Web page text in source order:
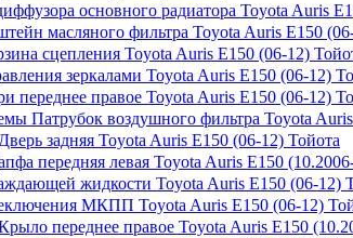
основного радиатора Toyota Auris
масляного фильтра Toyota Auris E150
сцепления Toyota Auris E150 (06-12)
зеркалами Toyota Auris E150 (06-12)
переднее правое Toyota Auris E150 (06-12)
Патрубок воздушного фильтра Toyota
задняя Toyota Auris E150 (06-12) Тойота
передняя левая Toyota Auris E150
жидкости Toyota Auris E150 (06-12)
МКПП Toyota Auris E150 (06-12)
переднее правое Toyota Auris E150